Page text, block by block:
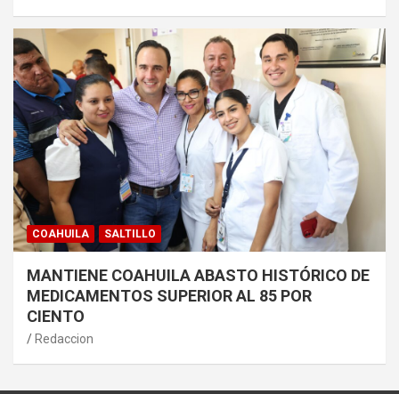
COAHUILA SALTILLO
MANTIENE COAHUILA ABASTO HISTÓRICO DE
MEDICAMENTOS SUPERIOR AL 85 POR
CIENTO
Redaccion